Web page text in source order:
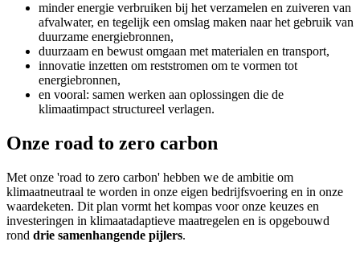
minder energie verbruiken bij het verzamelen en zuiveren van
afvalwater, en tegelijk een omslag maken naar het gebruik van
duurzame energiebronnen,
duurzaam en bewust omgaan met materialen en transport,
innovatie inzetten om reststromen om te vormen tot
energiebronnen,
en vooral: samen werken aan oplossingen die de
klimaatimpact structureel verlagen.
Onze road to zero carbon
Met onze 'road to zero carbon' hebben we de ambitie om
klimaatneutraal te worden in onze eigen bedrijfsvoering en in onze
waardeketen. Dit plan vormt het kompas voor onze keuzes en
investeringen in klimaatadaptieve maatregelen en is opgebouwd
rond drie samenhangende pijlers.